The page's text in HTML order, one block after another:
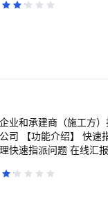
会影响最终结果。 【传奇舰队，建
种与舰船技能，建立
长都转化为战场影响力。 【东方
，每一名联盟成员都
队，加入联盟，向七海
业和承建商（施工方
司 【功能介绍】 快
快速指派问题 在线汇
成的不良影响 通过明
立于2003年（其前